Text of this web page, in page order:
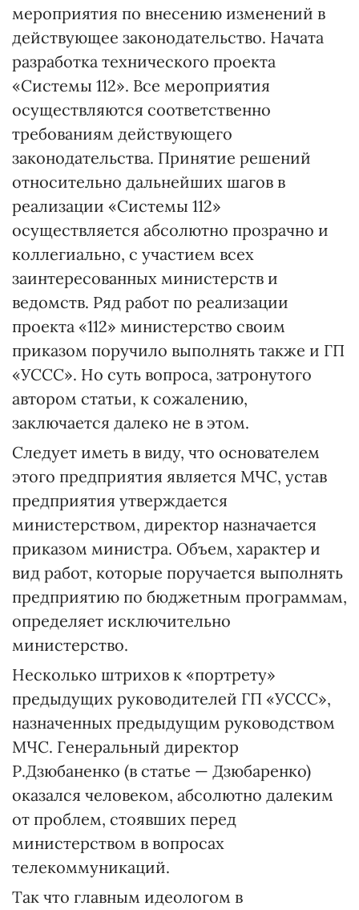
мероприятия по внесению изменений в
действующее законодательство. Начата
разработка технического проекта
«Системы 112». Все мероприятия
осуществляются соответственно
требованиям действующего
законодательства. Принятие решений
относительно дальнейших шагов в
реализации «Системы 112»
осуществляется абсолютно прозрачно и
коллегиально, с участием всех
заинтересованных министерств и
ведомств. Ряд работ по реализации
проекта «112» министерство своим
приказом поручило выполнять также и ГП
«УССС». Но суть вопроса, затронутого
автором статьи, к сожалению,
заключается далеко не в этом.
Следует иметь в виду, что основателем
этого предприятия является МЧС, устав
предприятия утверждается
министерством, директор назначается
приказом министра. Объем, характер и
вид работ, которые поручается выполнять
предприятию по бюджетным программам,
определяет исключительно
министерство.
Несколько штрихов к «портрету»
предыдущих руководителей ГП «УССС»,
назначенных предыдущим руководством
МЧС. Генеральный директор
Р.Дзюбаненко (в статье — Дзюбаренко)
оказался человеком, абсолютно далеким
от проблем, стоявших перед
министерством в вопросах
телекоммуникаций.
Так что главным идеологом в